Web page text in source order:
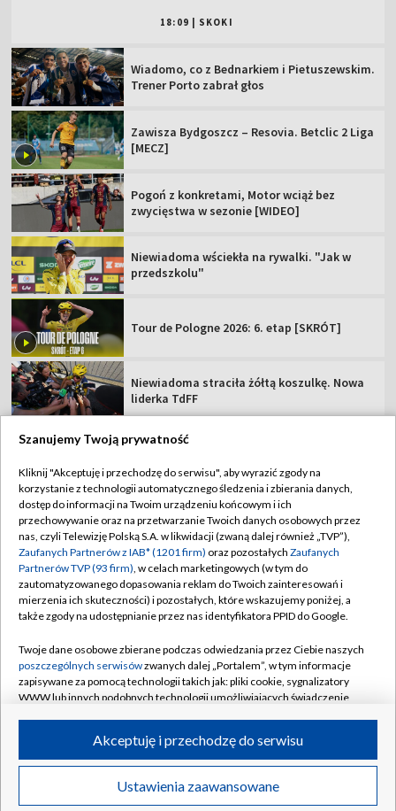
Transmisje Wideo
18:09 SKOKI
Wiadomo, co z Bednarkiem i Pietuszewskim.
Trener Porto zabrał głos
Zawisza Bydgoszcz – Resovia. Betclic 2 Liga
[MECZ]
Pogoń z konkretami, Motor wciąż bez
zwycięstwa w sezonie [WIDEO]
Niewiadoma wściekła na rywalki. "Jak w
przedszkolu"
Tour de Pologne 2026: 6. etap [SKRÓT]
Niewiadoma straciła żółtą koszulkę. Nowa
liderka TdFF
TVP
Abonament TVP
Sklep TVP
Biuro Reklamy
Oferta Handlowa
Emisja w TVP
Rada Programowa
Ogłoszenia przetargowe
Akademia Telewizyjna
Centrum informacji TVP
Regulamin TVP
Polityka prywatności
Moje zgody
Biuro reklamy
Kanały
©2026 Telewizja Polska Spółka Akcyjna w likwidacji
Szanujemy Twoją prywatność
Kliknij "Akceptuję i przechodzę do serwisu", aby wyrazić zgody na
korzystanie z technologii automatycznego śledzenia i zbierania danych,
dostęp do informacji na Twoim urządzeniu końcowym i ich
przechowywanie oraz na przetwarzanie Twoich danych osobowych przez
nas, czyli Telewizję Polską S.A. w likwidacji (zwaną dalej również „TVP”),
Zaufanych Partnerów z IAB* (1201 firm) oraz pozostałych Zaufanych
Partnerów TVP (93 firm), w celach marketingowych (w tym do
zautomatyzowanego dopasowania reklam do Twoich zainteresowań i
mierzenia ich skuteczności) i pozostałych, które wskazujemy poniżej, a
także zgody na udostępnianie przez nas identyfikatora PPID do Google.
Twoje dane osobowe zbierane podczas odwiedzania przez Ciebie naszych
poszczególnych serwisówzwanych dalej „Portalem”, w tym informacje
zapisywane za pomocą technologii takich jak: pliki cookie, sygnalizatory
WWW lub innych podobnych technologii umożliwiających świadczenie
ruchu w Internecie.
Twoje dane osobowe zbierane podczas odwiedzania przez Ciebie
poszczególnych serwisówna Portalu, takie jak adresy IP, identyfikatory
Ustawienia zaawansowane
Akceptuję i przechodzę do serwisu